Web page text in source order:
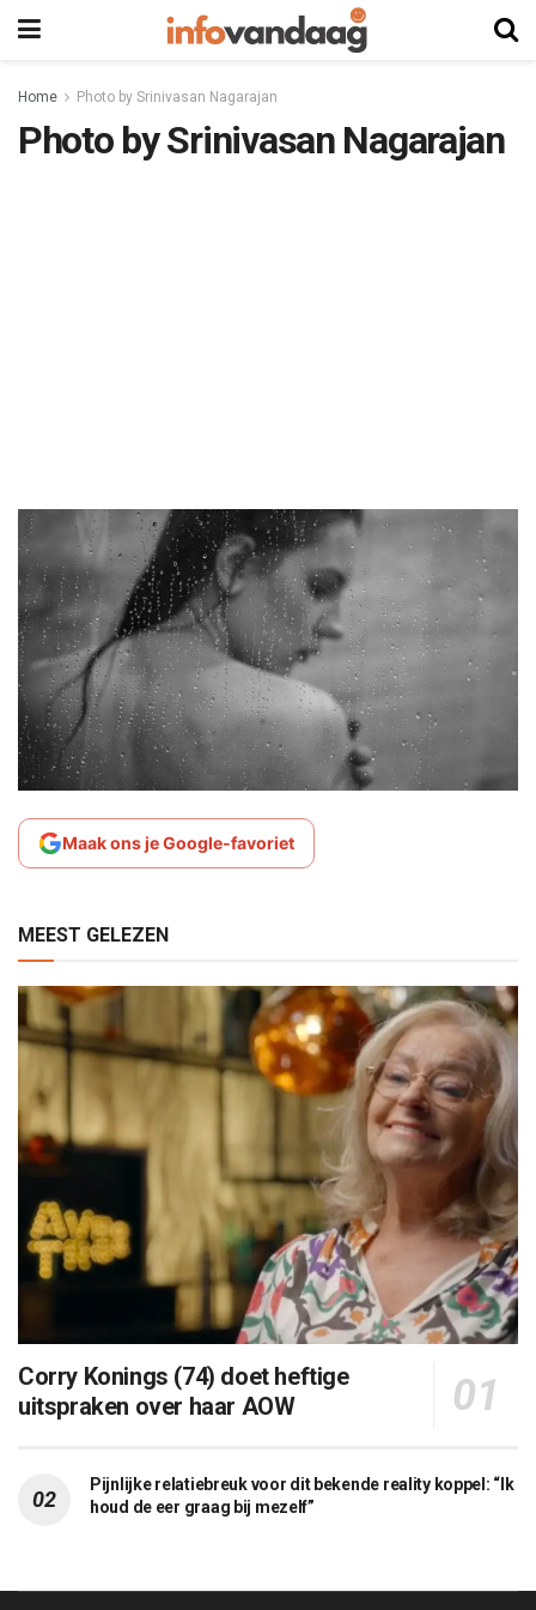
Home Photo by Srinivasan Nagarajan
Photo by Srinivasan Nagarajan
Maak ons je Google-favoriet
MEEST GELEZEN
Corry Konings (74) doet heftige
uitspraken over haar AOW
Pijnlijke relatiebreuk voor dit bekende reality koppel: “Ik
houd de eer graag bij mezelf”